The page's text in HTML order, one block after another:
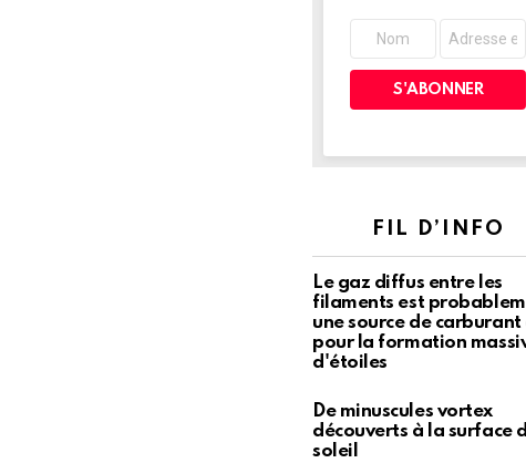
FIL D’INFO
Le gaz diffus entre les
filaments est
une source de carburant
pour la formation
d'étoiles
De minuscules vortex
découverts à la surface
soleil